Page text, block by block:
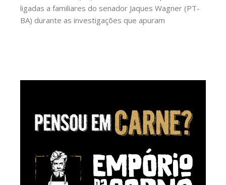
ligadas a familiares do senador Jaques Wagner (PT-
BA) durante as investigações que apuram